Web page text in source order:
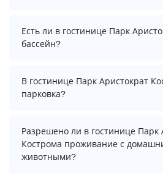
Заезд возможен после 15:00, а
осуществить до 12:00.
Есть ли в гостинице Парк
бассейн?
В гостинице Парк Аристократ
В гостинице Парк Аристократ
парковка?
В гостинице Парк Аристократ
парковка, уточните информацию
бронированием у менеджера,
Разрешено ли в гостинице Парк
Кострома проживание с
животными?